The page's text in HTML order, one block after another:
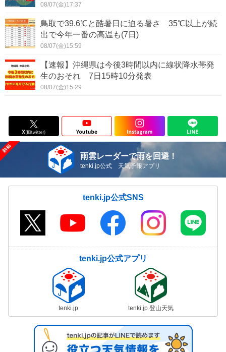
08/07(金)17:37
鳥取で39.6℃と酷暑日に迫る暑さ 35℃以上が続
出で今年一番の高温も(7日)
08/07(金)15:59
【速報】沖縄県は今後3時間以内に線状降水帯発
生のおそれ 7日15時10分発表
08/07(金)15:29
雨雲レーダーで雨を回避！
tenki.jp公式 天気予報アプリ
tenki.jp公式SNS
tenki.jp公式アプリ
tenki.jp tenki.jp 登山天気